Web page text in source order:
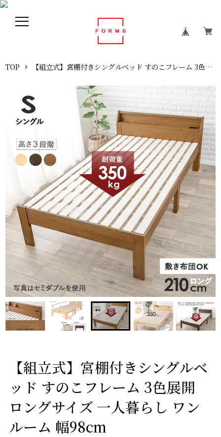
TOP 【組立式】宮棚付きシングルベッド すのこフレーム 3色展開 ロングサイズ 一人暮らし ワンルーム 幅98cm
【組立式】宮棚付きシングルベ
ッド すのこフレーム 3色展開
ロングサイズ 一人暮らし ワン
ルーム 幅98cm